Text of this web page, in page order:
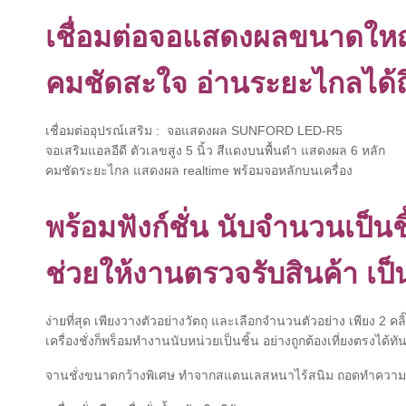
เชื่อมต่อจอแสดงผลขนาดใ
คมชัดสะใจ อ่านระยะไกลได้
เชื่อมต่ออุปรณ์เสริม : จอแสดงผล SUNFORD LED-R5
จอเสริมแอลอีดี ตัวเลขสูง 5 นิ้ว สีแดงบนพื้นดำ แสดงผล 6 หลัก
คมชัดระยะไกล แสดงผล realtime พร้อมจอหลักบนเครื่อง
พร้อมฟังก์ชั่น นับจำนวนเป็น
ช่วยให้งานตรวจรับสินค้า เป็
ง่ายที่สุด เพียงวางตัวอย่างวัตถุ และเลือกจำนวนตัวอย่าง เพียง 2 ค
เครื่องชั่งก็พร็อมทำงานนับหน่วยเป็นชิ้น อย่างถูกต้องเที่ยงตรงได้ทั
จานชั่งขนาดกว้างพิเศษ ทำจากสแตนเลสหนาไร้สนิม ถอดทำควา